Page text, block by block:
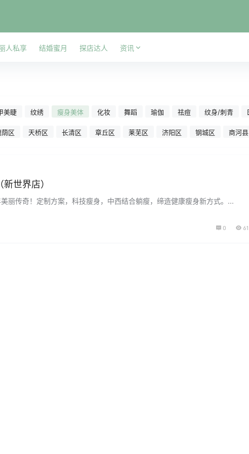
人私享 结婚蜜月 探店达人 资讯
美睫 纹绣 瘦身美体 化妆 舞蹈 瑜伽 祛痘 纹身/刺青
荫区 天桥区 长清区 章丘区 莱芜区 济阳区 钢城区 商河县
世界店）
丽传奇！定制方案，科技瘦身，中西结合躺瘦，缔造健康瘦身新方式。...
0 61